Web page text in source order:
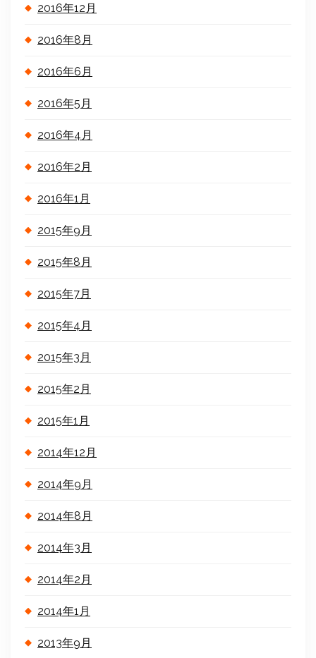
2016年12月
2016年8月
2016年6月
2016年5月
2016年4月
2016年2月
2016年1月
2015年9月
2015年8月
2015年7月
2015年4月
2015年3月
2015年2月
2015年1月
2014年12月
2014年9月
2014年8月
2014年3月
2014年2月
2014年1月
2013年9月